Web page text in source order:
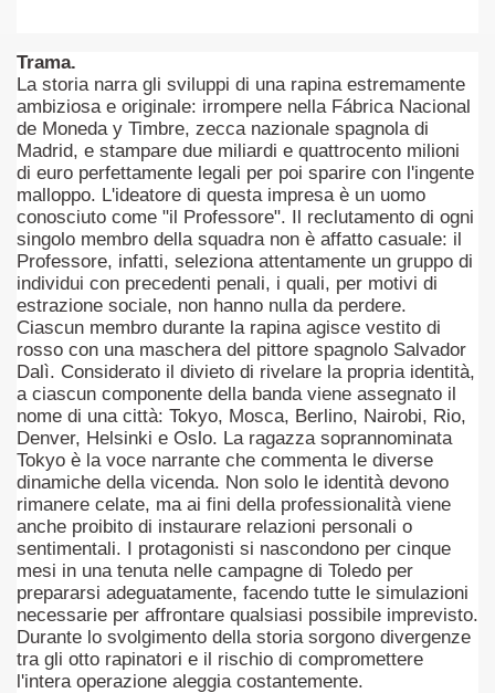
Trama.
La storia narra gli sviluppi di una rapina estremamente
ambiziosa e originale: irrompere nella Fábrica Nacional
de Moneda y Timbre, zecca nazionale spagnola di
Madrid, e stampare due miliardi e quattrocento milioni
di euro perfettamente legali per poi sparire con l'ingente
malloppo. L'ideatore di questa impresa è un uomo
conosciuto come "il Professore". Il reclutamento di ogni
singolo membro della squadra non è affatto casuale: il
Professore, infatti, seleziona attentamente un gruppo di
individui con precedenti penali, i quali, per motivi di
estrazione sociale, non hanno nulla da perdere.
Ciascun membro durante la rapina agisce vestito di
rosso con una maschera del pittore spagnolo Salvador
Dalì. Considerato il divieto di rivelare la propria identità,
a ciascun componente della banda viene assegnato il
nome di una città: Tokyo, Mosca, Berlino, Nairobi, Rio,
Denver, Helsinki e Oslo. La ragazza soprannominata
Tokyo è la voce narrante che commenta le diverse
dinamiche della vicenda. Non solo le identità devono
rimanere celate, ma ai fini della professionalità viene
anche proibito di instaurare relazioni personali o
sentimentali. I protagonisti si nascondono per cinque
mesi in una tenuta nelle campagne di Toledo per
prepararsi adeguatamente, facendo tutte le simulazioni
necessarie per affrontare qualsiasi possibile imprevisto.
Durante lo svolgimento della storia sorgono divergenze
tra gli otto rapinatori e il rischio di compromettere
l'intera operazione aleggia costantemente.
risiede quasi esclusivamente nella sua enorme
Se Ti Piacciono nel mese di Maggio 2013.
minacce e la vita sotto scorta.
e nel sogno di dominio della camorra.
40 milioni di insetti appositamente allevati.
nella cultura contemporanea.
Dark Secret – Rhapsody of Fire.
Se Ti Piacciono nel mese di Luglio 2013.
e suspense a cui fa da sfondo il retroscena della
e suspense a cui fa da sfondo il retroscena della
Se Ti Piacciono nel mese di Settembre 2013.